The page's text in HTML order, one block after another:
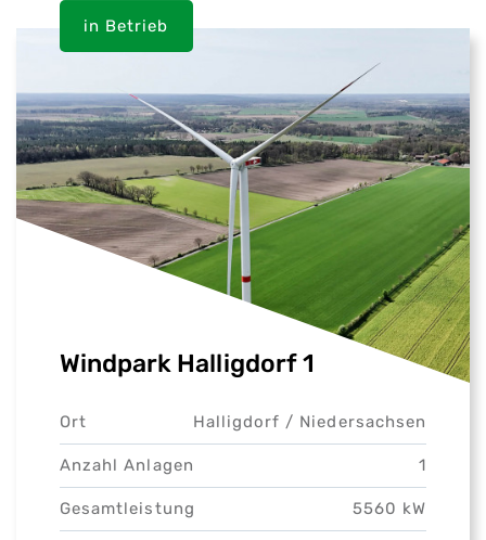
in Betrieb
Windpark Halligdorf 1
Ort Halligdorf / Niedersachsen
Anzahl Anlagen 1
Gesamtleistung 5560 kW